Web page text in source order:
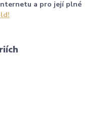
a pro její plné